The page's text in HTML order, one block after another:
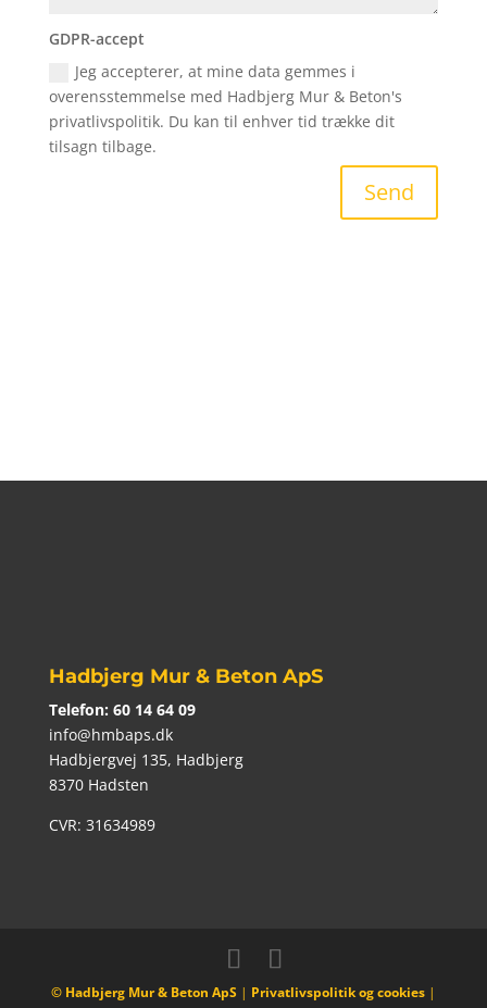
GDPR-accept
Jeg accepterer, at mine data gemmes i
overensstemmelse med Hadbjerg Mur & Beton's
privatlivspolitik. Du kan til enhver tid trække dit
tilsagn tilbage.
Send
Hadbjerg Mur & Beton ApS
Telefon: 60 14 64 09
info@hmbaps.dk
Hadbjergvej 135, Hadbjerg
8370 Hadsten
CVR: 31634989
© Hadbjerg Mur & Beton ApS| Privatlivspolitik og cookies|